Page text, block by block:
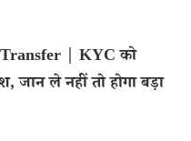
| KYC को
जान ले नहीं तो होगा बड़ा